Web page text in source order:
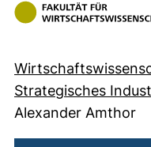
Strategisches
Alexander Amthor